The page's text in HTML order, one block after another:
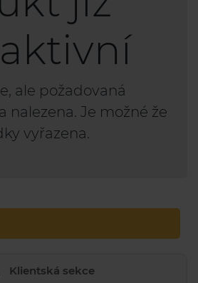
ale požadovaná
nalezena. Je možné že
vyřazena.
Klientská sekce